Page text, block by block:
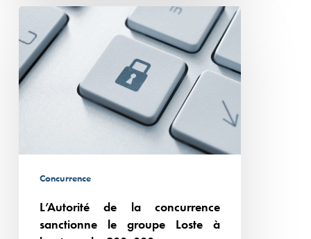
de
concurrence
sanctionne
Loste
900 000
Concurrence
L’Autorité de la concurrence
sanctionne le groupe Loste à